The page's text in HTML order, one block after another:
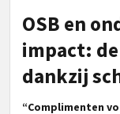
OSB en
impact:
dankzij
“Complimenten